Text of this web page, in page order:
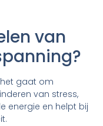
van
gaat om
van stress,
energie en helpt bij